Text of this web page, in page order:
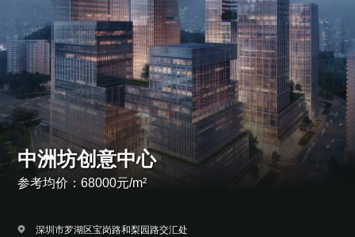
中洲坊创意中心
参考均价：68000元/m²
深圳市罗湖区宝岗路和梨园路交汇处